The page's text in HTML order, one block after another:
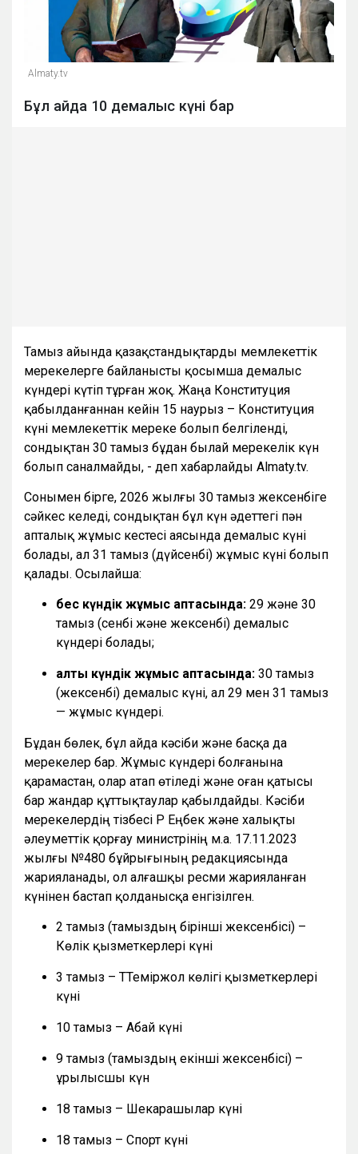
Almaty.tv
Бұл айда 10 демалыс күні бар
Тамыз айында қазақстандықтарды мемлекеттік
мерекелерге байланысты қосымша демалыс
күндері күтіп тұрған жоқ. Жаңа Конституция
қабылданғаннан кейін 15 наурыз – Конституция
күні мемлекеттік мереке болып белгіленді,
сондықтан 30 тамыз бұдан былай мерекелік күн
болып саналмайды, - деп хабарлайды Almaty.tv.
Сонымен бірге, 2026 жылғы 30 тамыз жексенбіге
сәйкес келеді, сондықтан бұл күн әдеттегі пән
апталық жұмыс кестесі аясында демалыс күні
болады, ал 31 тамыз (дүйсенбі) жұмыс күні болып
қалады. Осылайша:
бес күндік жұмыс аптасында: 29 және 30
тамыз (сенбі және жексенбі) демалыс
күндері болады;
алты күндік жұмыс аптасында: 30 тамыз
(жексенбі) демалыс күні, ал 29 мен 31 тамыз
— жұмыс күндері.
Бұдан бөлек, бұл айда кәсіби және басқа да
мерекелер бар. Жұмыс күндері болғанына
қарамастан, олар атап өтіледі және оған қатысы
бар жандар құттықтаулар қабылдайды. Кәсіби
мерекелердің тізбесі ҚР Еңбек және халықты
әлеуметтік қорғау министрінің м.а. 17.11.2023
жылғы №480 бұйрығының редакциясында
жарияланады, ол алғашқы ресми жарияланған
күнінен бастап қолданысқа енгізілген.
2 тамыз (тамыздың бірінші жексенбісі) –
Көлік қызметкерлері күні
3 тамыз – ТТеміржол көлігі қызметкерлері
күні
10 тамыз – Абай күні
9 тамыз (тамыздың екінші жексенбісі) –
Құрылысшы күн
18 тамыз – Шекарашылар күні
18 тамыз – Спорт күні